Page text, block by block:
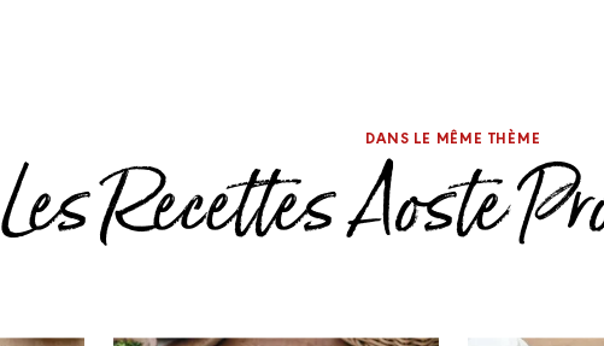
DANS LE MÊME THÈME
Les Recettes Aoste